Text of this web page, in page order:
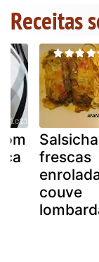
Receitas
frescas
couve